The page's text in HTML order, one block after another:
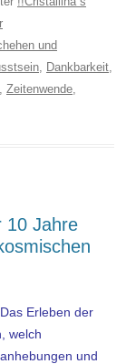
und
, Dankbarkeit,
, Zeitenwende,
10 Jahre
Das Erleben der
welch
und